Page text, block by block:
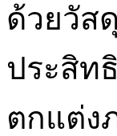
ด้วยวัส
ประสิท
ตกแต่ง